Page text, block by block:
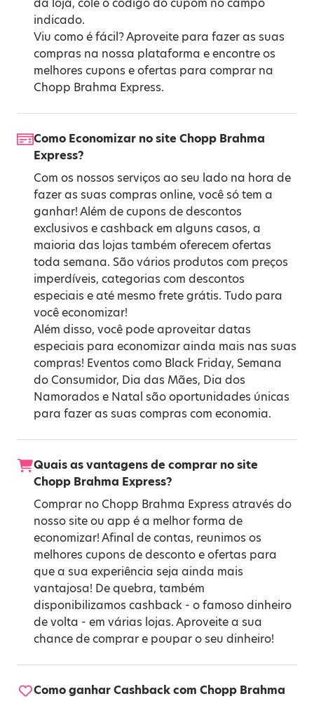
indicado.
Viu como é fácil? Aproveite para fazer as suas
compras na nossa plataforma e encontre os
melhores cupons e ofertas para comprar na
Chopp Brahma Express.
Como Economizar no site Chopp Brahma
Express?
Com os nossos serviços ao seu lado na hora de
fazer as suas compras online, você só tem a
ganhar! Além de cupons de descontos
exclusivos e cashback em alguns casos, a
maioria das lojas também oferecem ofertas
toda semana. São vários produtos com preços
imperdíveis, categorias com descontos
especiais e até mesmo frete grátis. Tudo para
você economizar!
Além disso, você pode aproveitar datas
especiais para economizar ainda mais nas suas
compras! Eventos como Black Friday, Semana
do Consumidor, Dia das Mães, Dia dos
Namorados e Natal são oportunidades únicas
para fazer as suas compras com economia.
Quais as vantagens de comprar no site
Chopp Brahma Express?
Comprar no Chopp Brahma Express através do
nosso site ou app é a melhor forma de
economizar! Afinal de contas, reunimos os
melhores cupons de desconto e ofertas para
que a sua experiência seja ainda mais
vantajosa! De quebra, também
disponibilizamos cashback - o famoso dinheiro
de volta - em várias lojas. Aproveite a sua
chance de comprar e poupar o seu dinheiro!
Como ganhar Cashback com Chopp Brahma